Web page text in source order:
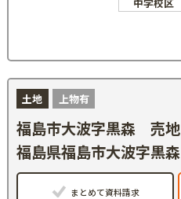
土地 上物有
福島市大波字黒森 売地
福島県福島市大波字黒森
まとめて資料請求